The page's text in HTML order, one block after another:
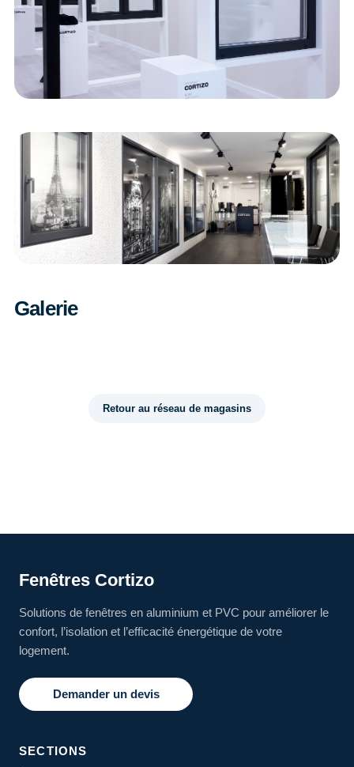
Galerie
Retour au réseau de magasins
Fenêtres Cortizo
Solutions de fenêtres en aluminium et PVC pour améliorer le
confort, l’isolation et l’efficacité énergétique de votre
logement.
Demander un devis
SECTIONS